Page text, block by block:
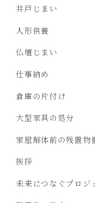
井戸じまい
人形供養
仏壇じまい
仕事納め
倉庫の片付け
大型家具の処分
家屋解体前の残置物
挨拶
未来につなぐプロジ